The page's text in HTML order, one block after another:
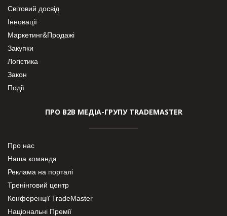
Світовий досвід
Інновації
Маркетинг&Продажі
Закупки
Логістика
Закон
Події
ПРО В2В МЕДІА-ГРУПУ TRADEMASTER
Про нас
Наша команда
Реклама на порталі
Тренінговий центр
Конференції TradeMaster
Національні Премії